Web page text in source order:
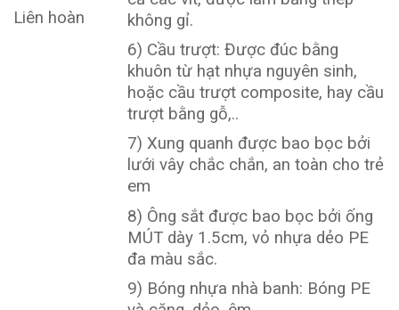
Liên hoàn
không gỉ.
6) Cầu trượt: Được đúc bằng
khuôn từ hạt nhựa nguyên sinh,
hoặc cầu trượt composite, hay cầu
trượt bằng gỗ,..
7) Xung quanh được bao bọc bởi
lưới vây chắc chắn, an toàn cho trẻ
em
8) Ông sắt được bao bọc bởi ống
MÚT dày 1.5cm, vỏ nhựa dẻo PE
đa màu sắc.
9) Bóng nhựa nhà banh: Bóng PE